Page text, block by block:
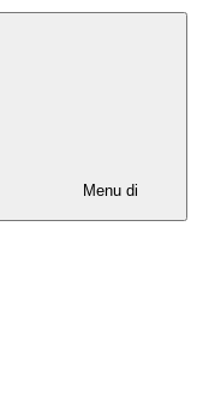
Menu di